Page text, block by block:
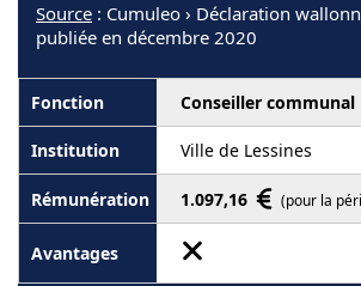
Source : Cumuleo › Déclaration
publiée en décembre 2020
Conseiller communal
Ville de Lessines
1.097,16 (pour la